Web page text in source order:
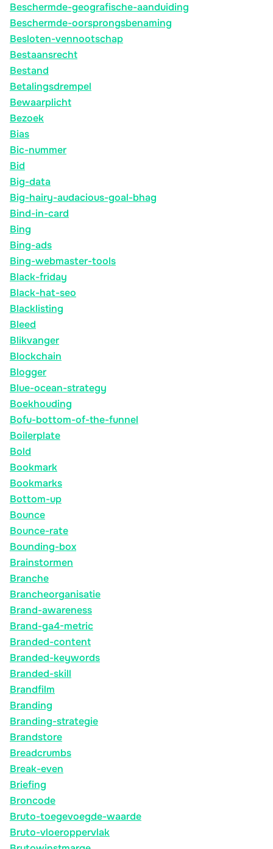
Beschermde-geografische-aanduiding
Beschermde-oorsprongsbenaming
Besloten-vennootschap
Bestaansrecht
Bestand
Betalingsdrempel
Bewaarplicht
Bezoek
Bias
Bic-nummer
Bid
Big-data
Big-hairy-audacious-goal-bhag
Bind-in-card
Bing
Bing-ads
Bing-webmaster-tools
Black-friday
Black-hat-seo
Blacklisting
Bleed
Blikvanger
Blockchain
Blogger
Blue-ocean-strategy
Boekhouding
Bofu-bottom-of-the-funnel
Boilerplate
Bold
Bookmark
Bookmarks
Bottom-up
Bounce
Bounce-rate
Bounding-box
Brainstormen
Branche
Brancheorganisatie
Brand-awareness
Brand-ga4-metric
Branded-content
Branded-keywords
Branded-skill
Brandfilm
Branding
Branding-strategie
Brandstore
Breadcrumbs
Break-even
Briefing
Broncode
Bruto-toegevoegde-waarde
Bruto-vloeroppervlak